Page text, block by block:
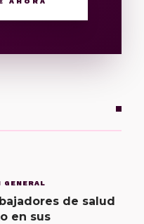
GENERAL
de salud
en sus